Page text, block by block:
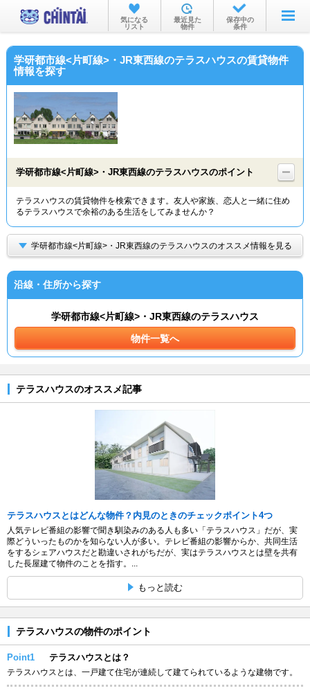
お部屋を探す
沿線・駅から
不動産会社から
TOP
気になる
リスト
最近見た
物件
保存中の
条件
学研都市線<片町線>・JR東西線のテラスハウスの賃貸物件
情報を探す
学研都市線<片町線>・JR東西線のテラスハウスのポイント
テラスハウスの賃貸物件を検索できます。友人や家族、恋人と一緒に住め
るテラスハウスで余裕のある生活をしてみませんか？
学研都市線<片町線>・JR東西線のテラスハウスのオススメ情報を見る
沿線・住所から探す
学研都市線<片町線>・JR東西線のテラスハウス
物件一覧へ
テラスハウスのオススメ記事
テラスハウスとはどんな物件？内見のときのチェックポイント4つ
人気テレビ番組の影響で聞き馴染みのある人も多い「テラスハウス」だが、実
際どういったものかを知らない人が多い。テレビ番組の影響からか、共同生活
をするシェアハウスだと勘違いされがちだが、実はテラスハウスとは壁を共有
した長屋建て物件のことを指す。...
もっと読む
テラスハウスの物件のポイント
Point1 テラスハウスとは？
テラスハウスとは、一戸建て住宅が連続して建てられているような建物です。